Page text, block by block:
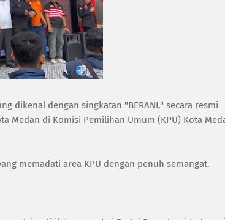
dikenal dengan singkatan "BERANI," secara resmi
Medan di Komisi Pemilihan Umum (KPU) Kota
memadati area KPU dengan penuh semangat.